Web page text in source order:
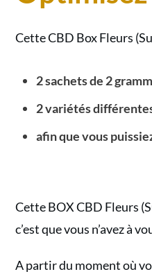
Cette CBD Box Fleurs
2 sachets de 2
2 variétés
afin que vous
Cette BOX CBD Fleurs
c’est que vous n’avez à
A partir du moment où